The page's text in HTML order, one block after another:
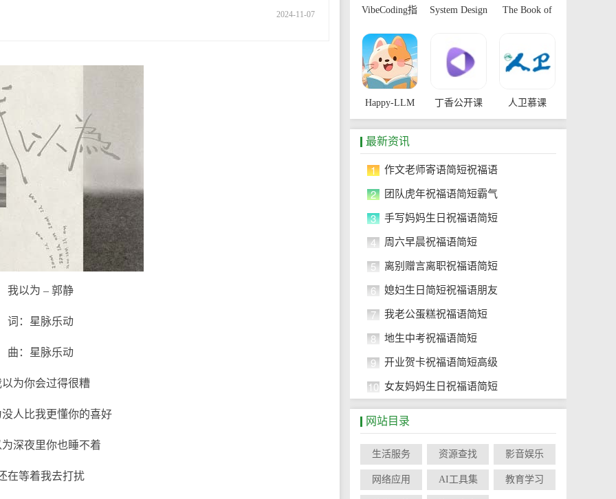
2024-11-07
我以为 – 郭静
词：星脉乐动
曲：星脉乐动
以为你会过得很糟
人比我更懂你的喜好
深夜里你也睡不着
在等着我去打扰
VibeCoding指
南
System Design The Book of
Knowledge
Happy-LLM 丁香公开课 人卫慕课
最新资讯
1 作文老师寄语简短祝福语
2 团队虎年祝福语简短霸气
3 手写妈妈生日祝福语简短
4 周六早晨祝福语简短
5 离别赠言离职祝福语简短
6 媳妇生日简短祝福语朋友
7 我老公蛋糕祝福语简短
8 地生中考祝福语简短
9 开业贺卡祝福语简短高级
10 女友妈妈生日祝福语简短
网站目录
生活服务 资源查找 影音娱乐
网络应用 AI工具集 教育学习